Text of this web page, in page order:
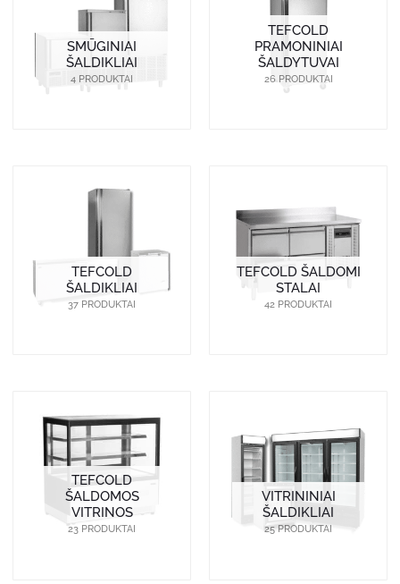
SMŪGINIAI
ŠALDIKLIAI
4 PRODUKTAI
TEFCOLD
PRAMONINIAI
ŠALDYTUVAI
26 PRODUKTAI
TEFCOLD
ŠALDIKLIAI
37 PRODUKTAI
TEFCOLD ŠALDOMI
STALAI
42 PRODUKTAI
TEFCOLD
ŠALDOMOS
VITRINOS
23 PRODUKTAI
VITRININIAI
ŠALDIKLIAI
25 PRODUKTAI